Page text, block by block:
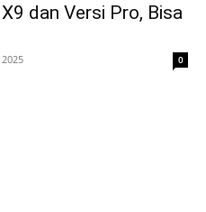
dan Versi Pro, Bisa
0